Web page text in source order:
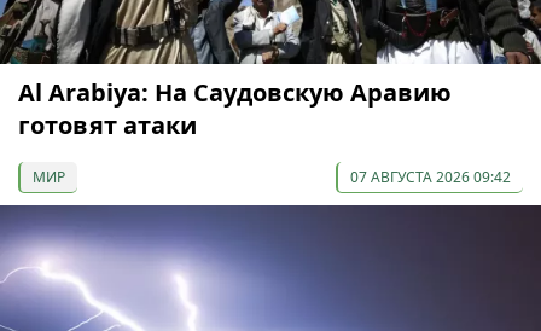
Al Arabiya: На Саудовскую Аравию
готовят атаки
МИР 07 АВГУСТА 2026 09:42